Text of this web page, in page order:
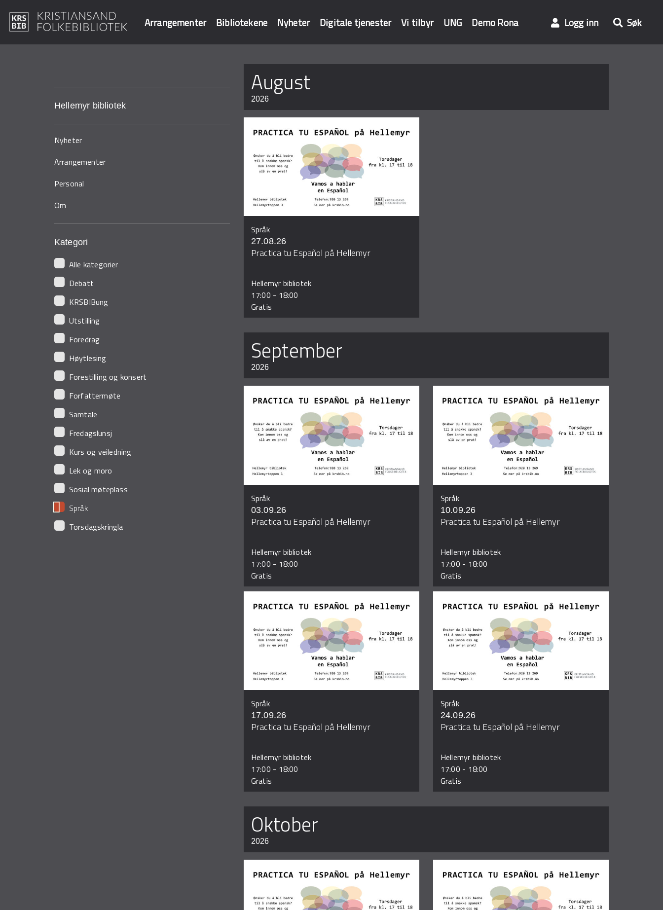
Arrangementer Bibliotekene Nyheter Digitale tjenester Vi tilbyr UNG Demo Rona Logg inn Søk
Hellemyr bibliotek
Nyheter
Arrangementer
Personal
Om
Kategori
Alle kategorier
Debatt
KRSBIBung
Utstilling
Foredrag
Høytlesing
Forestilling og konsert
Forfattermøte
Samtale
Fredagslunsj
Kurs og veiledning
Lek og moro
Sosial møteplass
Språk
Torsdagskringla
august
2026
Språk
27.08.26
Practica tu Español på Hellemyr
Hellemyr bibliotek
17:00 - 18:00
Gratis
september
2026
Språk
03.09.26
Practica tu Español på Hellemyr
Hellemyr bibliotek
17:00 - 18:00
Gratis
Språk
10.09.26
Practica tu Español på Hellemyr
Hellemyr bibliotek
17:00 - 18:00
Gratis
Språk
17.09.26
Practica tu Español på Hellemyr
Hellemyr bibliotek
17:00 - 18:00
Gratis
Språk
24.09.26
Practica tu Español på Hellemyr
Hellemyr bibliotek
17:00 - 18:00
Gratis
oktober
2026
Sider